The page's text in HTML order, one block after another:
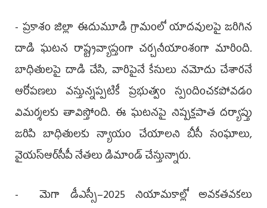
- ప్రకాశం జిల్లా ఈదుమూడి గ్రామంలో యాదవులపై జరిగిన
దాడి ఘటన రాష్ట్రవ్యాప్తంగా చర్చనీయాంశంగా మారింది.
బాధితులపై దాడి చేసి, వారిపైనే కేసులు నమోదు చేశారనే
ఆరోపణలు వస్తున్నప్పటికీ ప్రభుత్వం స్పందించకపోవడం
విమర్శలకు తావిస్తోంది. ఈ ఘటనపై నిష్పక్షపాత దర్యాప్తు
జరిపి బాధితులకు న్యాయం చేయాలని బీసీ సంఘాలు,
వైయ‌స్ఆర్‌సీపీ నేతలు డిమాండ్ చేస్తున్నారు.
- మెగా డీఎస్సీ–2025 నియామకాల్లో అవకతవకలు